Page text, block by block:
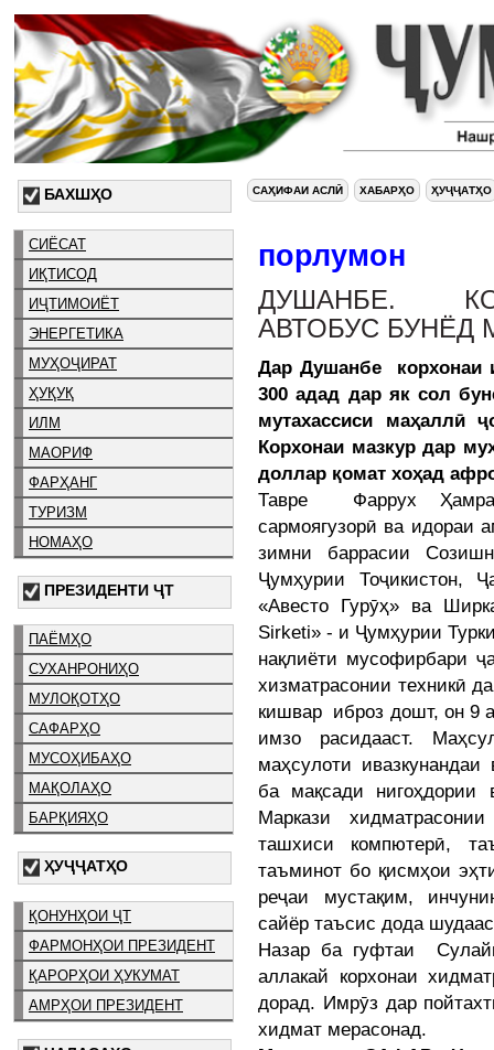
БАХШҲО
СИЁСАТ
ИҚТИСОД
ИҶТИМОИЁТ
ЭНЕРГЕТИКА
МУҲОҶИРАТ
ҲУҚУҚ
ИЛМ
МАОРИФ
ФАРҲАНГ
ТУРИЗМ
НОМАҲО
ПРЕЗИДЕНТИ ҶТ
ПАЁМҲО
СУХАНРОНИҲО
МУЛОҚОТҲО
САФАРҲО
МУСОҲИБАҲО
МАҚОЛАҲО
БАРҚИЯҲО
ҲУҶҶАТҲО
ҚОНУНҲОИ ҶТ
ФАРМОНҲОИ ПРЕЗИДЕНТ
ҚАРОРҲОИ ҲУКУМАТ
АМРҲОИ ПРЕЗИДЕНТ
САҲИФАИ АСЛӢ ХАБАРҲО ҲУҶҶАТҲО
порлумон
ДУШАНБЕ.
АВТОБУС БУНЁД
Дар Душанбе корхонаи
300 адад дар як сол
мутахассиси маҳаллӣ
Корхонаи мазкур дар
доллар қомат хоҳад
Тавре Фаррух
сармоягузорӣ ва идораи
зимни баррасии
Ҷумҳурии Тоҷикистон,
«Авесто Гурӯҳ» ва
Sirketi» - и Ҷумҳурии
нақлиёти мусофирбари
хизматрасонии техникӣ
кишвар иброз дошт, он 9
имзо расидааст.
маҳсулоти
ба мақсади нигоҳдории
Маркази
ташхиси компютерӣ,
таъминот бо қисмҳои
реҷаи мустақим,
сайёр таъсис дода
Назар ба гуфтаи
аллакай корхонаи
дорад. Имрӯз дар
хидмат мерасонад.